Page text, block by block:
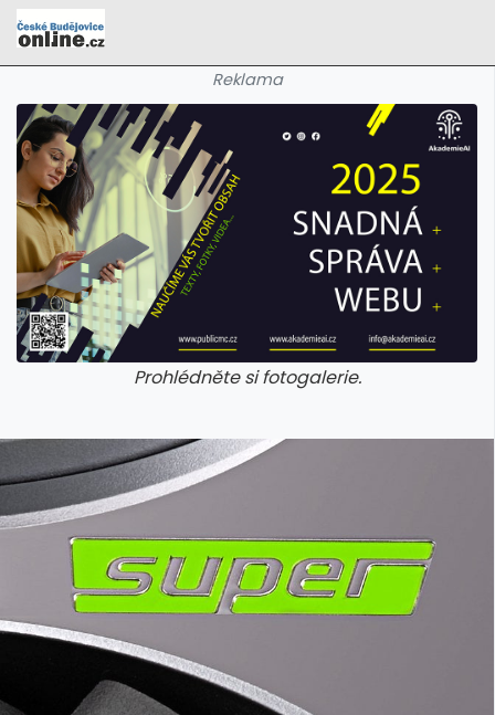
Reklama
Prohlédněte si fotogalerie.